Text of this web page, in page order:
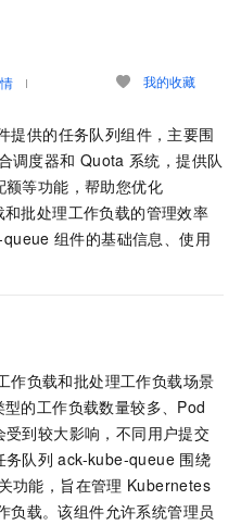
我的收藏
提供的任务队列组件，主要围
调度器和 Quota 系统，提供队
等功能，帮助您优化
和批处理工作负载的管理效率
组件的基础信息、使用
作负载和批处理工作负载场景
的工作负载数量较多、Pod
到较大影响，不同用户提交
务队列 ack-kube-queue 围绕
功能，旨在管理 Kubernetes
负载。该组件允许系统管理员